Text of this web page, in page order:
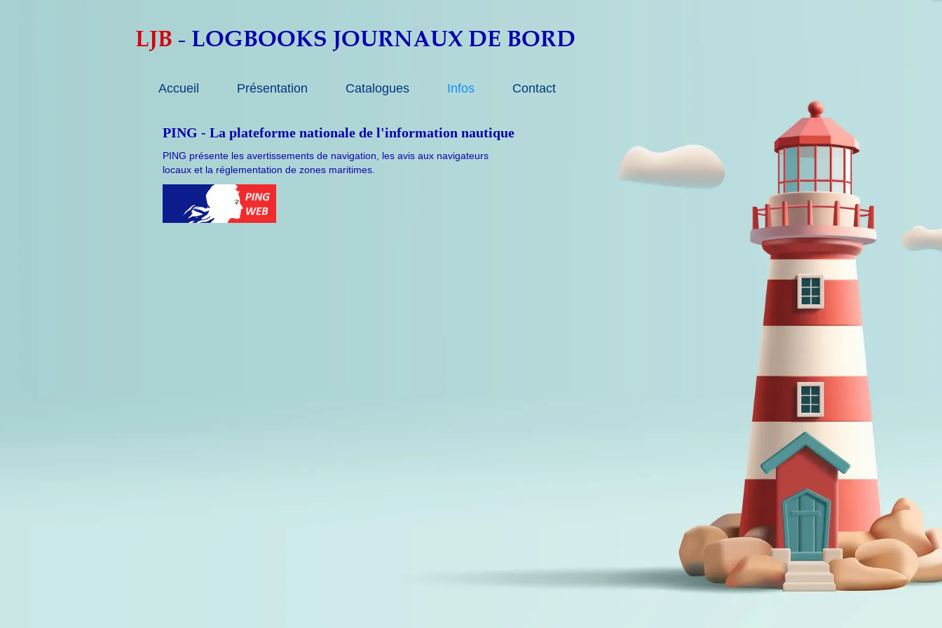
Accueil Présentation Catalogues Infos Contact
LJB - LOGBOOKS JOURNAUX DE BORD
PING - La plateforme nationale de l'information nautique
PING présente les avertissements de navigation, les avis aux navigateurs
locaux et la réglementation de zones maritimes.